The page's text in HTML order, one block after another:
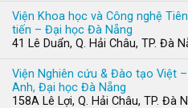
Viện Khoa học và Công nghệ Tiên
tiến – Đại học Đà Nẵng
41 Lê Duẩn, Q. Hải Châu, TP. Đà
Viện Nghiên cứu & Đào tạo Việt –
Anh, Đại học Đà Nẵng
158A Lê Lợi, Q. Hải Châu, TP. Đà